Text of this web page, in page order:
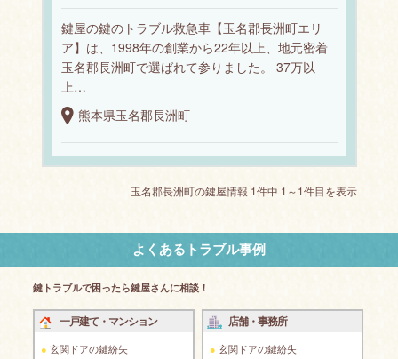
鍵屋の鍵のトラブル救急車【玉名郡長洲町エリ
ア】は、1998年の創業から22年以上、地元密着
玉名郡長洲町で選ばれて参りました。 37万以
上…
熊本県玉名郡長洲町
玉名郡長洲町の鍵屋情報 1件中 1～1件目を表示
よくあるトラブル事例
鍵トラブルで困ったら鍵屋さんに相談！
一戸建て・マンション
玄関ドアの鍵紛失
店舗・事務所
玄関ドアの鍵紛失